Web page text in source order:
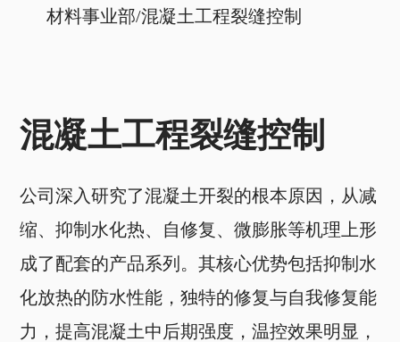
材料事业部/混凝土工程裂缝控制
混凝土工程裂缝控制
公司深入研究了混凝土开裂的根本原因，从减
缩、抑制水化热、自修复、微膨胀等机理上形
成了配套的产品系列。其核心优势包括抑制水
化放热的防水性能，独特的修复与自我修复能
力，提高混凝土中后期强度，温控效果明显，